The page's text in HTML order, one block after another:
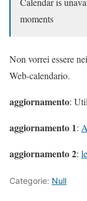
moments
Non vorrei essere
Web-calendario.
aggiornamento:
aggiornamento 1:
aggiornamento 2:
Categorie: Null